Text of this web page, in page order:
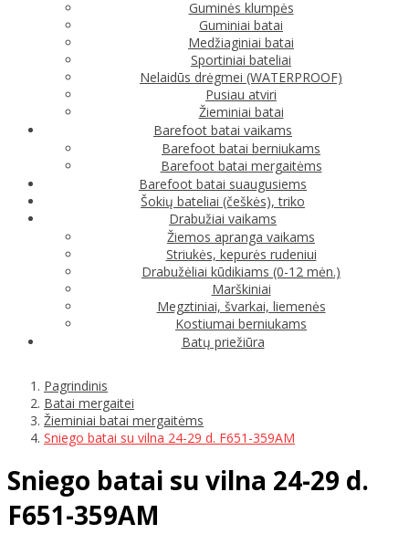
Guminės klumpės
Guminiai batai
Medžiaginiai batai
Sportiniai bateliai
Nelaidūs drėgmei (WATERPROOF)
Pusiau atviri
Žieminiai batai
Barefoot batai vaikams
Barefoot batai berniukams
Barefoot batai mergaitėms
Barefoot batai suaugusiems
Šokių bateliai (češkės), triko
Drabužiai vaikams
Žiemos apranga vaikams
Striukės, kepurės rudeniui
Drabužėliai kūdikiams (0-12 mėn.)
Marškiniai
Megztiniai, švarkai, liemenės
Kostiumai berniukams
Batų priežiūra
Pagrindinis
Batai mergaitei
Žieminiai batai mergaitėms
Sniego batai su vilna 24-29 d. F651-359AM
Sniego batai su vilna 24-29 d.
F651-359AM